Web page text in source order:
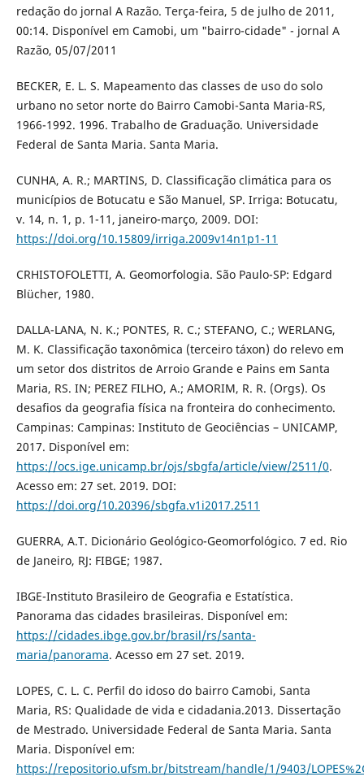
redação do jornal A Razão. Terça-feira, 5 de julho de 2011,
00:14. Disponível em Camobi, um "bairro-cidade" - jornal A
Razão, 05/07/2011
BECKER, E. L. S. Mapeamento das classes de uso do solo
urbano no setor norte do Bairro Camobi-Santa Maria-RS,
1966-1992. 1996. Trabalho de Graduação. Universidade
Federal de Santa Maria. Santa Maria.
CUNHA, A. R.; MARTINS, D. Classificação climática para os
municípios de Botucatu e São Manuel, SP. Irriga: Botucatu,
v. 14, n. 1, p. 1-11, janeiro-março, 2009. DOI:
https://doi.org/10.15809/irriga.2009v14n1p1-11
CRHISTOFOLETTI, A. Geomorfologia. São Paulo-SP: Edgard
Blücher, 1980.
DALLA-LANA, N. K.; PONTES, R. C.; STEFANO, C.; WERLANG,
M. K. Classificação taxonômica (terceiro táxon) do relevo em
um setor dos distritos de Arroio Grande e Pains em Santa
Maria, RS. IN; PEREZ FILHO, A.; AMORIM, R. R. (Orgs). Os
desafios da geografia física na fronteira do conhecimento.
Campinas: Campinas: Instituto de Geociências – UNICAMP,
2017. Disponível em:
https://ocs.ige.unicamp.br/ojs/sbgfa/article/view/2511/0.
Acesso em: 27 set. 2019. DOI:
https://doi.org/10.20396/sbgfa.v1i2017.2511
GUERRA, A.T. Dicionário Geológico-Geomorfológico. 7 ed. Rio
de Janeiro, RJ: FIBGE; 1987.
IBGE-Instituto Brasileiro de Geografia e Estatística.
Panorama das cidades brasileiras. Disponível em:
https://cidades.ibge.gov.br/brasil/rs/santa-
maria/panorama. Acesso em 27 set. 2019.
LOPES, C. L. C. Perfil do idoso do bairro Camobi, Santa
Maria, RS: Qualidade de vida e cidadania.2013. Dissertação
de Mestrado. Universidade Federal de Santa Maria. Santa
Maria. Disponível em:
https://repositorio.ufsm.br/bitstream/handle/1/9403/